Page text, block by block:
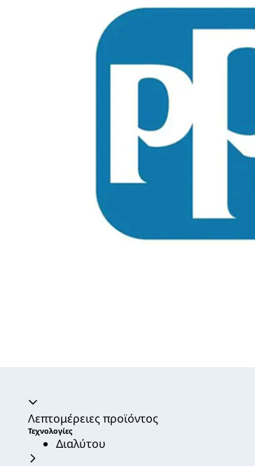
Ακορντεόν καταρρεύσει
Λεπτομέρειες προϊόντος
Τεχνολογίες
Διαλύτου